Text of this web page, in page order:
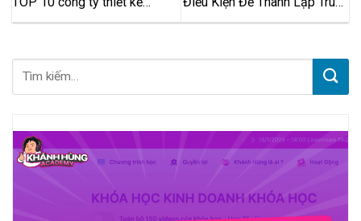
website tin tức chuyên nghiệp
Tâm Tiếng Anh Là Gì?